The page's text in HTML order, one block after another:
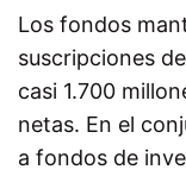
Los fondos
suscripciones
casi 1.700
netas. En el
a fondos de